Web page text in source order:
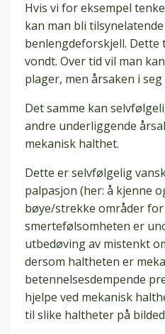
Hvis vi for eksempel
kan man bli
benlengdeforskjell. Dette
vondt. Over tid vil man
plager, men årsaken i
Det samme kan
andre underliggende
mekanisk halthet.
Dette er selvfølgelig
palpasjon (her: å kjenne
bøye/strekke områder for
smertefølsomheten er
utbedøving av mistenkt
dersom haltheten er
betennelsesdempende
hjelpe ved mekanisk
til slike haltheter på